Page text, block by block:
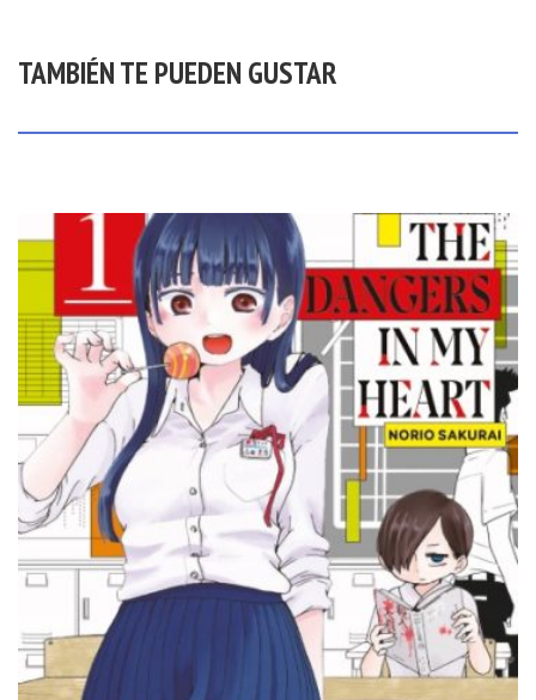
TAMBIÉN TE PUEDEN GUSTAR